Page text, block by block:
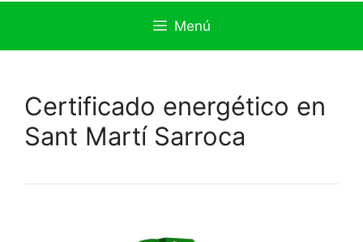
Menú
Certificado energético en
Sant Martí Sarroca